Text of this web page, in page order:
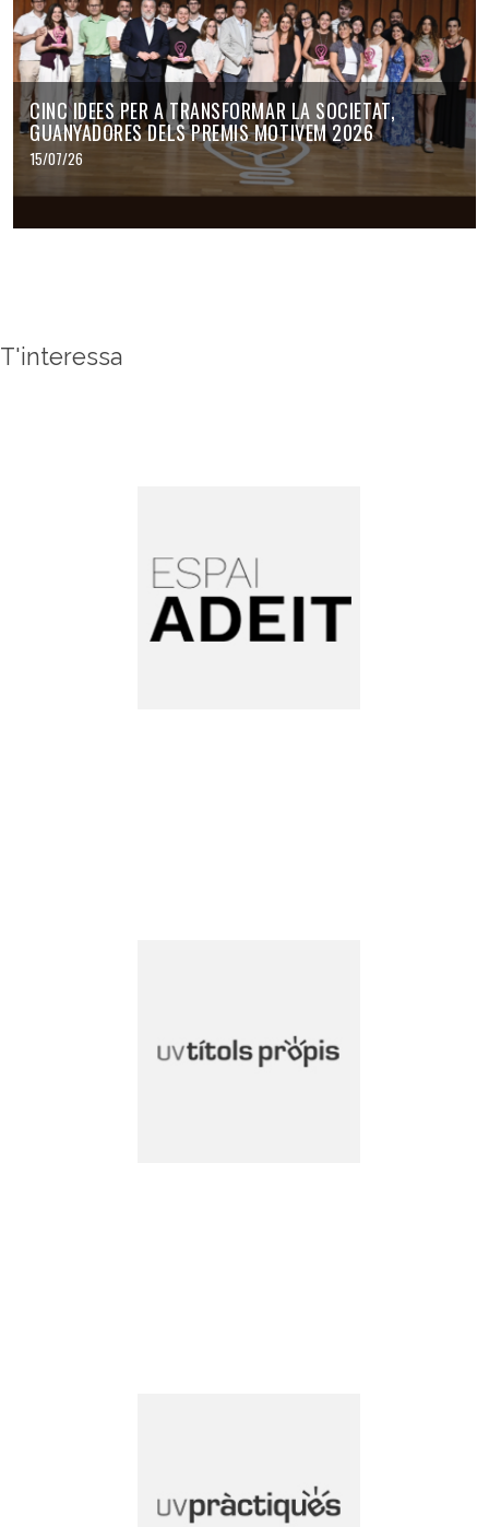
CINC IDEES PER A TRANSFORMAR LA SOCIETAT,
GUANYADORES DELS PREMIS MOTIVEM 2026
15/07/26
T'interessa